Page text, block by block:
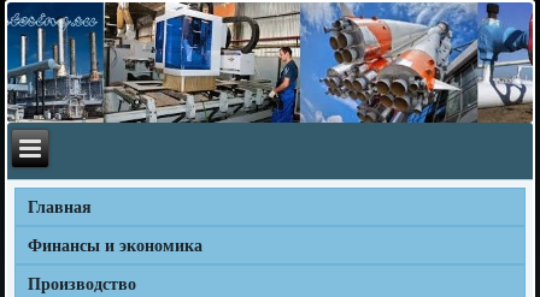
Главная
Финансы и экономика
Производство